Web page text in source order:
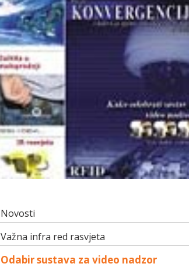
Novosti
Važna infra red rasvjeta
Odabir sustava za video nadzor